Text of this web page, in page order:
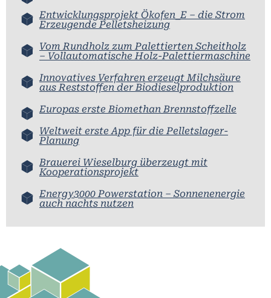
Entwicklungsprojekt Ökofen_E – die Strom
Erzeugende Pelletsheizung
Vom Rundholz zum Palettierten Scheitholz
– Vollautomatische Holz-Palettiermaschine
Innovatives Verfahren erzeugt Milchsäure
aus Reststoffen der Biodieselproduktion
Europas erste Biomethan Brennstoffzelle
Weltweit erste App für die Pelletslager-
Planung
Brauerei Wieselburg überzeugt mit
Kooperationsprojekt
Energy3000 Powerstation – Sonnenenergie
auch nachts nutzen